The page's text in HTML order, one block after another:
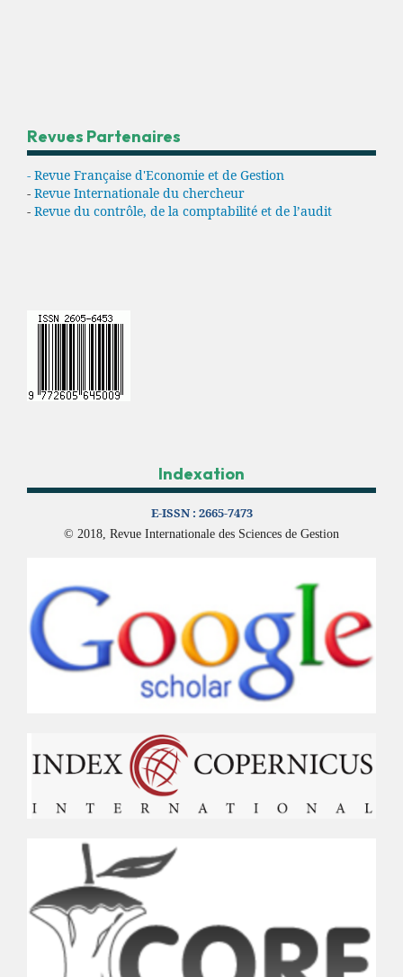
Revues Partenaires
- Revue Française d'Economie et de Gestion
- Revue Internationale du chercheur
- Revue du contrôle, de la comptabilité et de l’audit
Indexation
E-ISSN : 2665-7473
© 2018, Revue Internationale des Sciences de Gestion